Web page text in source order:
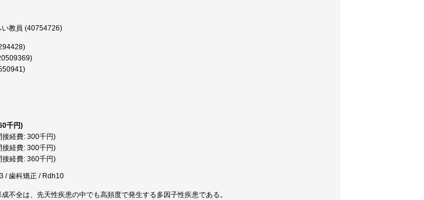
い教員 (40754726)
千円)
経費: 300千円)
経費: 300千円)
経費: 360千円)
/ 歯科矯正 / Rdh10
不全は、先天性疾患の中でも高頻度で発生する多因子性疾患である。